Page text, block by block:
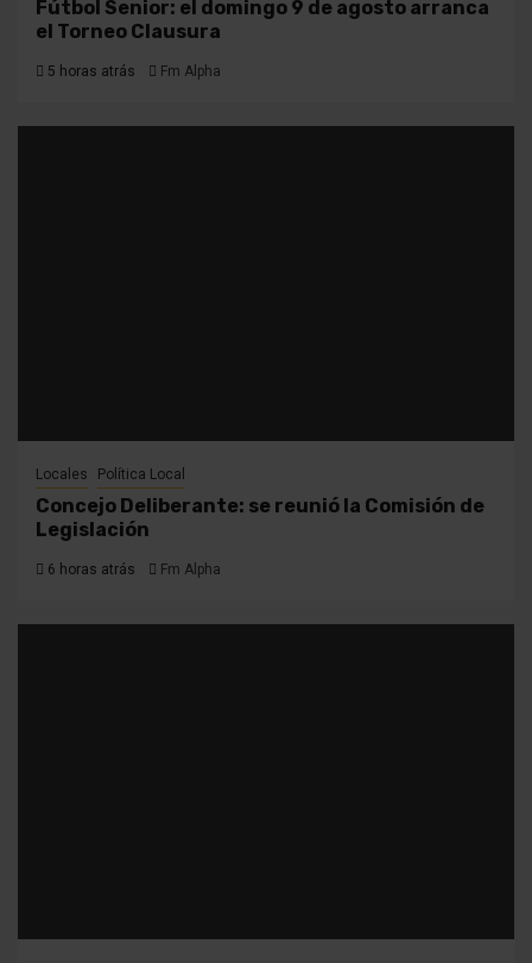
Fútbol Senior: el domingo 9 de agosto arranca
el Torneo Clausura
5 horas atrás Fm Alpha
Locales Política Local
Concejo Deliberante: se reunió la Comisión de
Legislación
6 horas atrás Fm Alpha